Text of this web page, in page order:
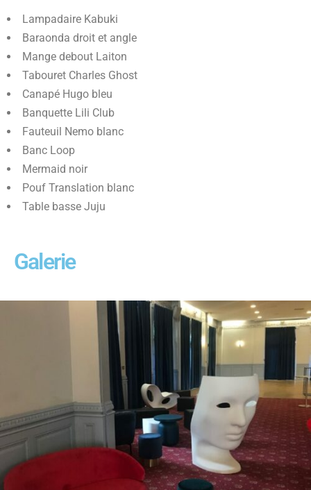
Lampadaire Kabuki
Baraonda droit et angle
Mange debout Laiton
Tabouret Charles Ghost
Canapé Hugo bleu
Banquette Lili Club
Fauteuil Nemo blanc
Banc Loop
Mermaid noir
Pouf Translation blanc
Table basse Juju
Galerie